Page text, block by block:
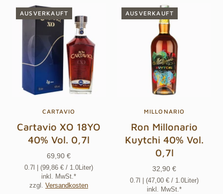
AUSVERKAUFT
CARTAVIO
Cartavio XO 18YO
40% Vol. 0,7l
69,90 €
0.7l | (99,86 € / 1.0Liter)
inkl. MwSt.*
zzgl. Versandkosten
AUSVERKAUFT
MILLONARIO
Ron Millonario
Kuytchi 40% Vol.
0,7l
32,90 €
0.7l | (47,00 € / 1.0Liter)
inkl. MwSt.*